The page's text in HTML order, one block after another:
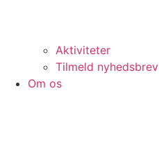
Aktiviteter
Tilmeld nyhedsbrev
Om os